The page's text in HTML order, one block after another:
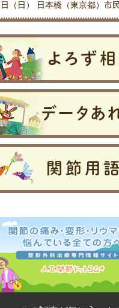
（日） 日本橋（東京都）市